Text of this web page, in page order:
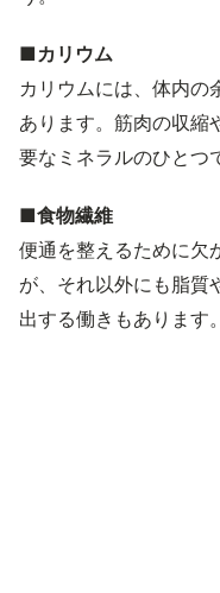
■カリウム
カリウムには、体内の
あります。筋肉の収縮
要なミネラルのひとつ
■食物繊維
便通を整えるために欠
が、それ以外にも脂質
出する働きもあります。